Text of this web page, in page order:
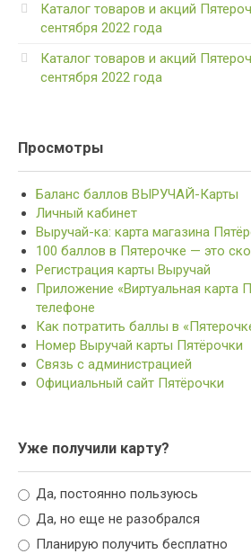
Каталог товаров и акций
сентября 2022 года
Каталог товаров и акций
сентября 2022 года
Просмотры
Баланс баллов ВЫРУЧАЙ-Карты
Личный кабинет
Выручай-ка: карта магазина
100 баллов в Пятерочке — это
Регистрация карты Выручай
Приложение «Виртуальная карта
телефоне
Как потратить баллы в
Номер Выручай карты Пятёрочки
Связь с администрацией
Официальный сайт Пятёрочки
Уже получили карту?
Да, постоянно пользуюсь
Да, но еще не разобрался
Планирую получить бесплатно